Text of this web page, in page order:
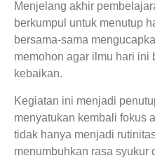
Menjelang akhir
berkumpul untuk menutup
bersama-sama
memohon agar ilmu hari ini
kebaikan.
Kegiatan ini menjadi
menyatukan kembali fokus
tidak hanya menjadi
menumbuhkan rasa syukur